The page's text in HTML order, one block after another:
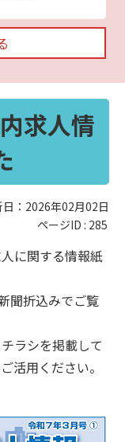
求人情
日：2026年02月02日
ページID : 285
に関する情報紙
聞折込みでご覧
ラシを掲載して
活用ください。